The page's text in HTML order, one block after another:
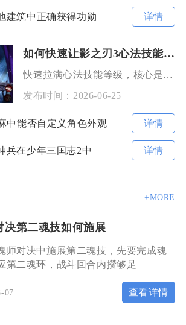
建筑中正确获得功勋 详情
如何快速让影之刃3心法技能达到顶级
快速拉满心法技能等级，核心是优先解锁橙色心法快速升级功能、囤足高品经验材料、集中本体卡升火
发布时间： 2026-06-25
中能否自定义角色外观 详情
兵在少年三国志2中 详情
+MORE
决第二魂技如何施展
师对决中施展第二魂技，先要完成魂
第二魂环，战斗回合内攒够足
07 查看详情